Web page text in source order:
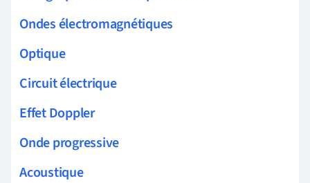
Ondes électromagnétiques
Optique
Circuit électrique
Effet Doppler
Onde progressive
Acoustique